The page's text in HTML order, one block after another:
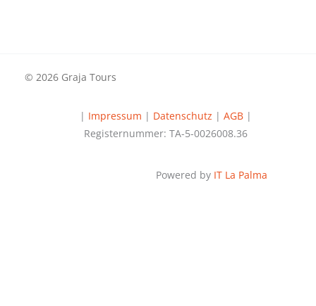
© 2026 Graja Tours
| Impressum | Datenschutz | AGB |
Registernummer: TA-5-0026008.36
Powered by IT La Palma